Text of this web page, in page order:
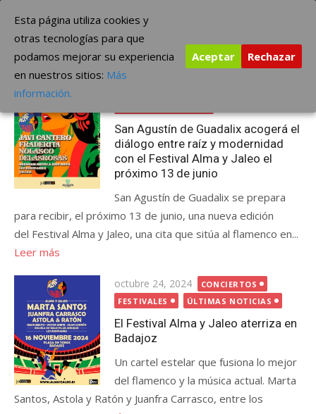
contenido
The Borderline Music
Etiqueta:Festival Alma y Jaleo
San Agustín de Guadalix acogerá el
diálogo entre raíz y modernidad
con el Festival Alma y Jaleo el
próximo 13 de junio
San Agustín de Guadalix se prepara
para recibir, el próximo 13 de junio, una nueva edición
del Festival Alma y Jaleo, una cita que sitúa al flamenco en...
Leer más
Publicada
el
octubre 24, 2024
CONCIERTOS
FESTIVALES
ÚLTIMAS NOTICIAS
El Festival Alma y Jaleo aterriza en
Badajoz
Un cartel estelar que fusiona lo mejor
del flamenco y la música actual. Marta
Santos, Astola y Ratón y Juanfra Carrasco, entre los
Esta página utiliza cookies y
otras tecnologías para que
podamos mejorar su experiencia
en nuestros sitios: Más
información.
Aceptar Rechazar